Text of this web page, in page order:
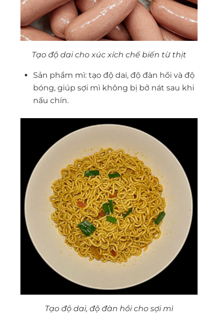
Tạo độ dai cho xúc xích chế biến từ thịt
Sản phẩm mì: tạo độ dai, độ đàn hồi và độ
bóng, giúp sợi mì không bị bở nát sau khi
nấu chín.
Tạo độ dai, độ đàn hồi cho sợi mì